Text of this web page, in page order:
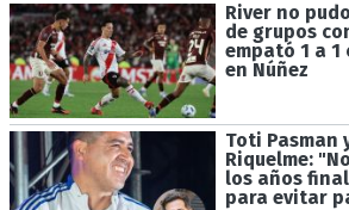
River no
de grupos
empató 1 a
en Núñez
Toti Pasman
Riquelme:
los años
para evitar